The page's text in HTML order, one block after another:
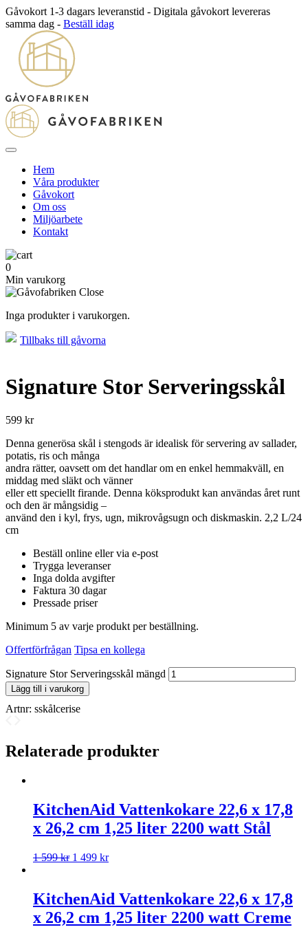
Gåvokort 1-3 dagars leveranstid - Digitala gåvokort levereras
samma dag - Beställ idag
Hem
Våra produkter
Gåvokort
Om oss
Miljöarbete
Kontakt
0
Min varukorg
Inga produkter i varukorgen.
Tillbaks till gåvorna
Signature Stor Serveringsskål
599 kr
Denna generösa skål i stengods är idealisk för servering av sallader,
potatis, ris och många
andra rätter, oavsett om det handlar om en enkel hemmakväll, en
middag med släkt och vänner
eller ett speciellt firande. Denna köksprodukt kan användas året runt
och den är mångsidig –
använd den i kyl, frys, ugn, mikrovågsugn och diskmaskin. 2,2 L/24
cm
Beställ online eller via e-post
Trygga leveranser
Inga dolda avgifter
Faktura 30 dagar
Pressade priser
Minimum 5 av varje produkt per beställning.
Offertförfrågan Tipsa en kollega
Signature Stor Serveringsskål mängd
Lägg till i varukorg
Artnr: sskålcerise
Relaterade produkter
KitchenAid Vattenkokare 22,6 x 17,8
x 26,2 cm 1,25 liter 2200 watt Stål
1 599kr 1 499 kr
KitchenAid Vattenkokare 22,6 x 17,8
x 26,2 cm 1,25 liter 2200 watt Creme